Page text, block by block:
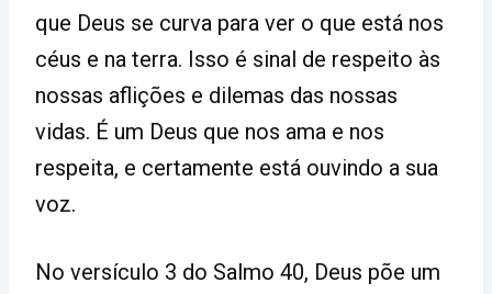
que Deus se curva para ver o que está nos
céus e na terra. Isso é sinal de respeito às
nossas aflições e dilemas das nossas
vidas. É um Deus que nos ama e nos
respeita, e certamente está ouvindo a sua
voz.
No versículo 3 do Salmo 40, Deus põe um